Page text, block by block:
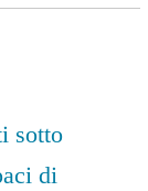
sotto
di